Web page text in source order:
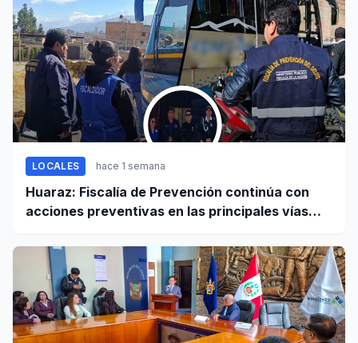
LOCALES hace 1 semana
Huaraz: Fiscalía de Prevención continúa con
acciones preventivas en las principales vías